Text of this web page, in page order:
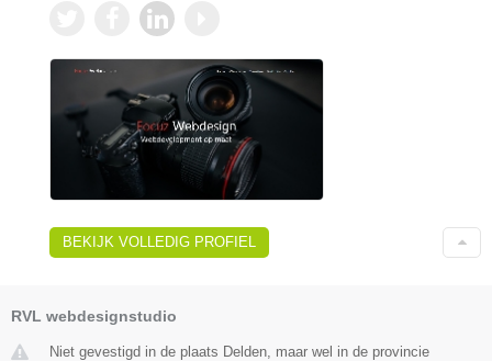
BEKIJK VOLLEDIG PROFIEL
RVL webdesignstudio
Niet gevestigd in de plaats Delden, maar wel in de provincie